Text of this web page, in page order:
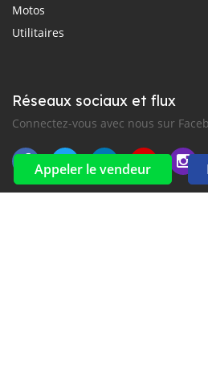
Appeler le vendeur
Motos
Utilitaires
Réseaux sociaux et flux
Connectez-vous avec nous sur